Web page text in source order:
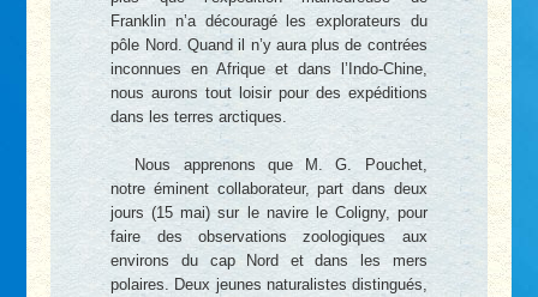
Franklin n’a découragé les explorateurs du
pôle Nord. Quand il n’y aura plus de contrées
inconnues en Afrique et dans l’Indo-Chine,
nous aurons tout loisir pour des expéditions
dans les terres arctiques.
Nous apprenons que M. G. Pouchet,
notre éminent collaborateur, part dans deux
jours (15 mai) sur le navire le Coligny, pour
faire des observations zoologiques aux
environs du cap Nord et dans les mers
polaires. Deux jeunes naturalistes distingués,